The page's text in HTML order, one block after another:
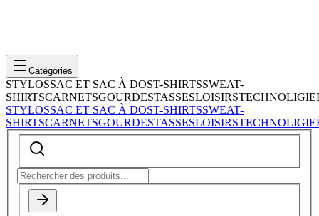
Catégories
STYLOSSAC ET SAC À DOST-SHIRTSSWEAT-
SHIRTSCARNETSGOURDESTASSESLOISIRSTECHNOLIGIE
STYLOSSAC ET SAC À DOST-SHIRTSSWEAT-
SHIRTSCARNETSGOURDESTASSESLOISIRSTECHNOLIGIE